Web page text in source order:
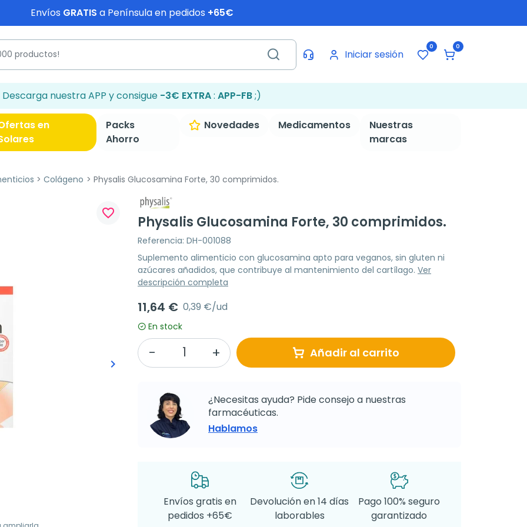
Envíos GRATIS a Península en pedidos +65€
Iniciar sesión
0 0
Descarga nuestra APP y consigue -3€ EXTRA: APP-FB;)
en
Packs
Ahorro
Novedades Medicamentos
Nuestras
marcas
Colágeno Physalis Glucosamina Forte, 30 comprimidos.
Siguiente
keyboard_arrow_right
favorite_border
Physalis Glucosamina Forte, 30 comprimidos.
Referencia: DH-001088
Suplemento alimenticio con glucosamina apto para veganos, sin gluten ni
azúcares añadidos, que contribuye al mantenimiento del cartílago. Ver
descripción completa
11,64 € 0,39 €/ud
En stock
Añadir al carrito
¿Necesitas ayuda? Pide consejo a nuestras
farmacéuticas.
Hablamos
Envíos gratis en
pedidos +65€
Devolución en 14 días
laborables
Pago 100% seguro
garantizado